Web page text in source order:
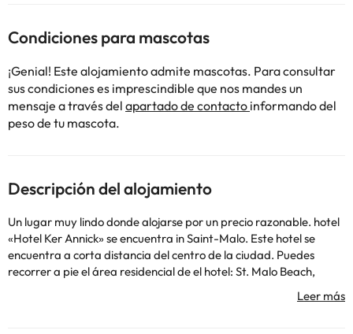
Condiciones para mascotas
¡Genial! Este alojamiento admite mascotas. Para consultar
sus condiciones es imprescindible que nos mandes un
mensaje a través del apartado de contacto informando del
peso de tu mascota.
Descripción del alojamiento
Un lugar muy lindo donde alojarse por un precio razonable. hotel
«Hotel Ker Annick» se encuentra in Saint-Malo. Este hotel se
encuentra a corta distancia del centro de la ciudad. Puedes
recorrer a pie el área residencial de el hotel: St. Malo Beach,